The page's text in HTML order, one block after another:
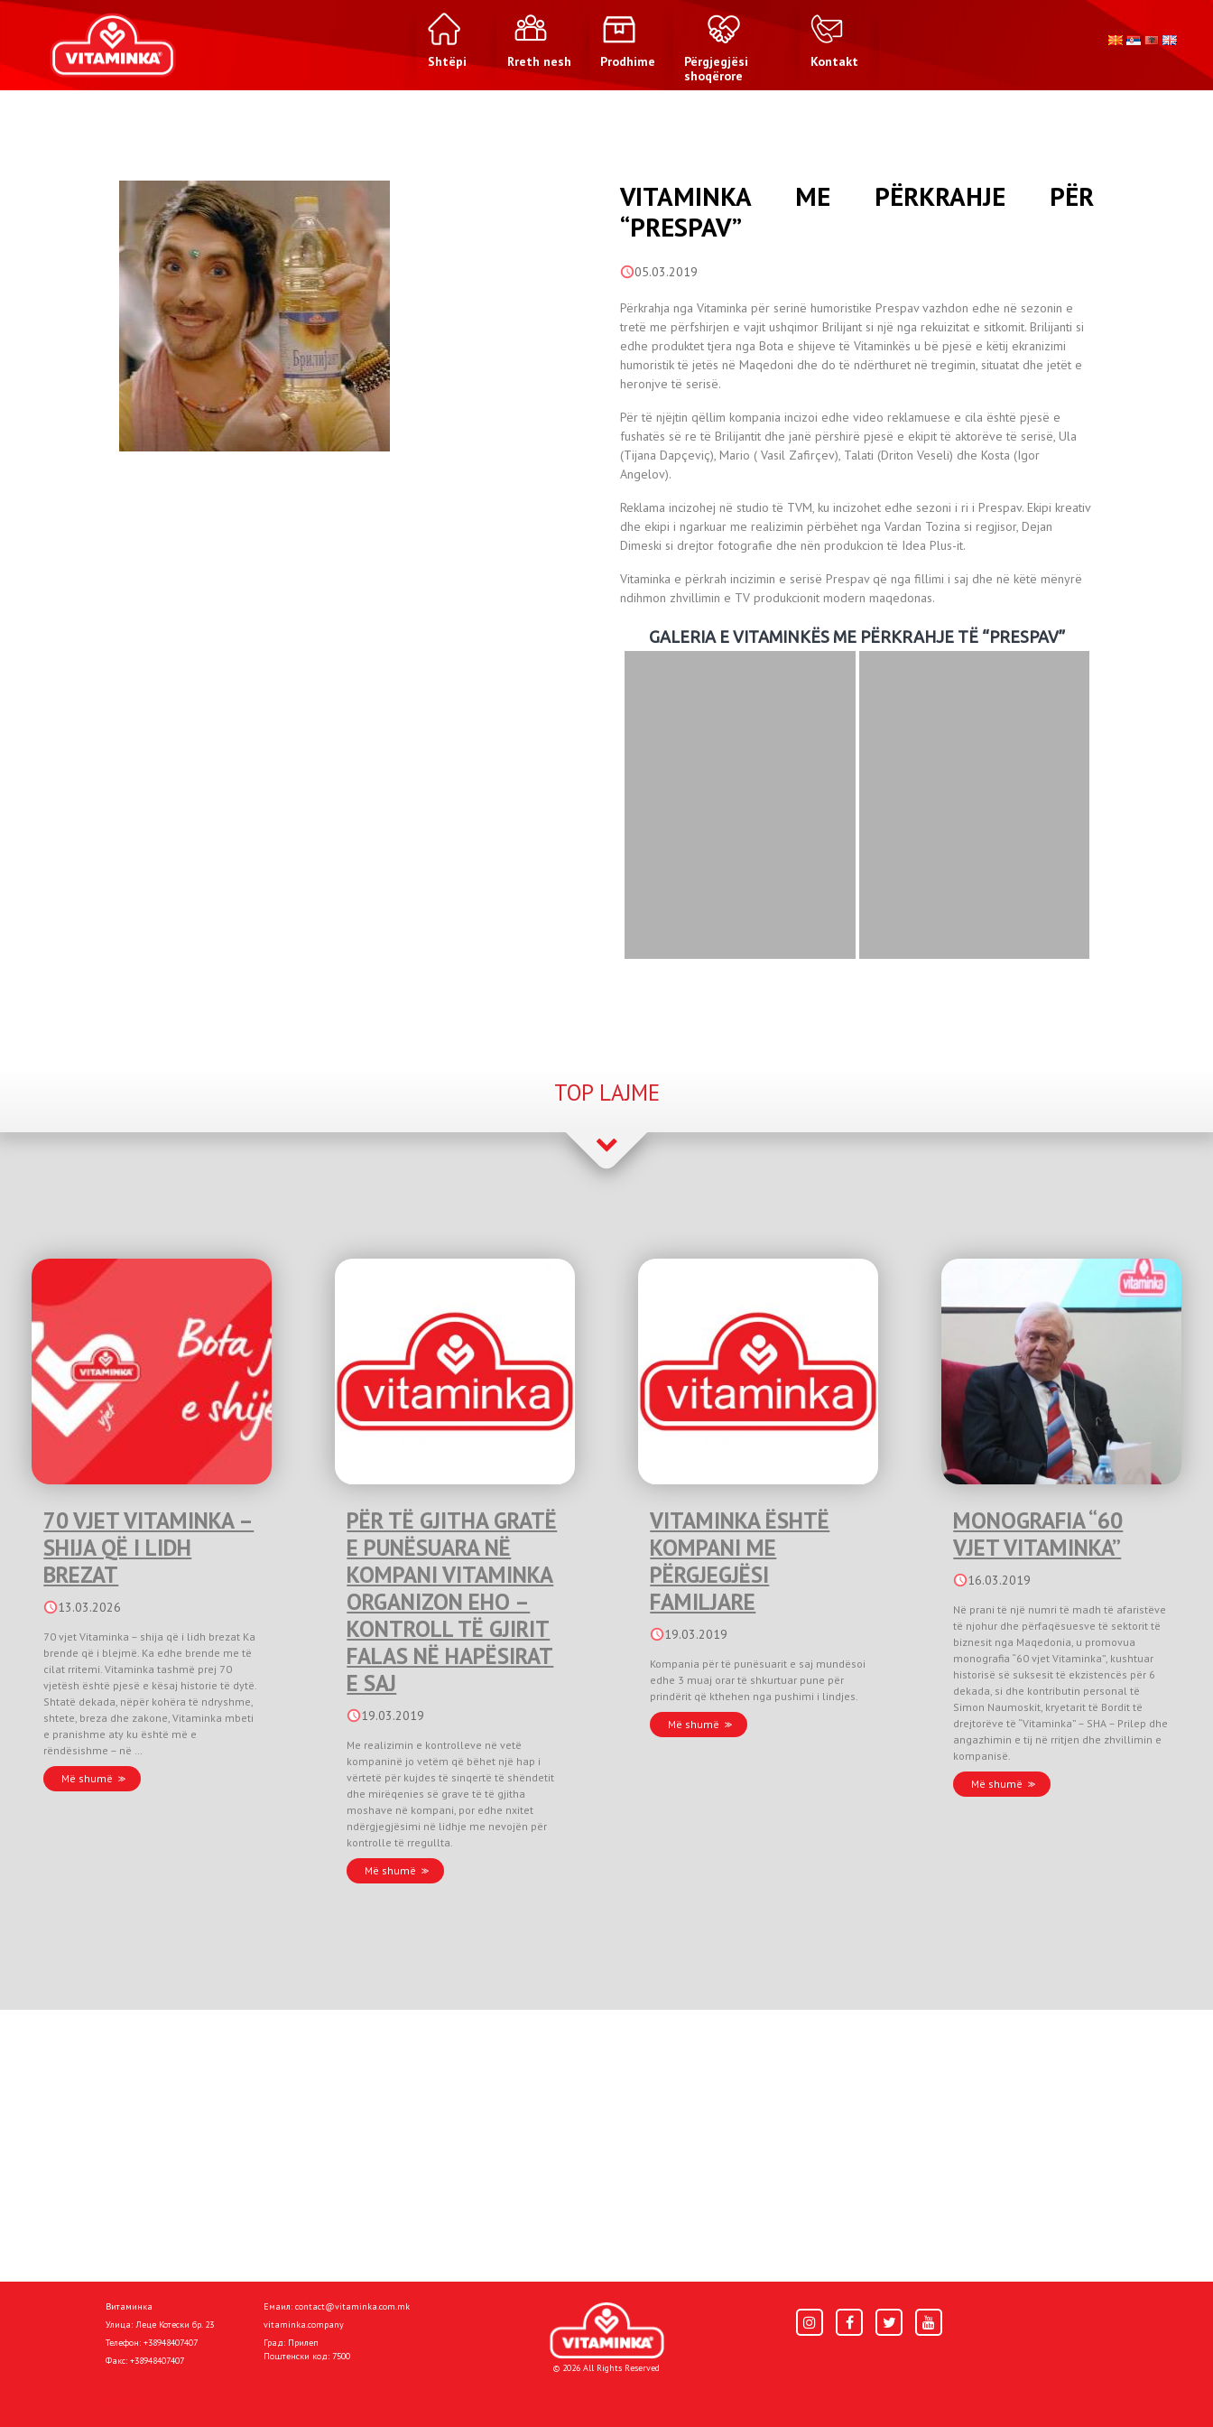
Shtëpi Rreth nesh Prodhime
Përgjegjësi
shoqërore
Kontakt
VITAMINKA ME PËRKRAHJE PËR
“PRESPAV”
05.03.2019
Përkrahja nga Vitaminka për serinë humoristike Prespav vazhdon edhe në sezonin e
tretë me përfshirjen e vajit ushqimor Brilijant si një nga rekuizitat e sitkomit. Brilijanti si
edhe produktet tjera nga Bota e shijeve të Vitaminkës u bë pjesë e këtij ekranizimi
humoristik të jetës në Maqedoni dhe do të ndërthuret në tregimin, situatat dhe jetët e
heronjve të serisë.
Për të njëjtin qëllim kompania incizoi edhe video reklamuese e cila është pjesë e
fushatës së re të Brilijantit dhe janë përshirë pjesë e ekipit të aktorëve të serisë, Ula
(Tijana Dapçeviç), Mario ( Vasil Zafirçev), Talati (Driton Veseli) dhe Kosta (Igor
Angelov).
Reklama incizohej në studio të TVM, ku incizohet edhe sezoni i ri i Prespav. Ekipi kreativ
dhe ekipi i ngarkuar me realizimin përbëhet nga Vardan Tozina si regjisor, Dejan
Dimeski si drejtor fotografie dhe nën produkcion të Idea Plus-it.
Vitaminka e përkrah incizimin e serisë Prespav që nga fillimi i saj dhe në këtë mënyrë
ndihmon zhvillimin e TV produkcionit modern maqedonas.
GALERIA E VITAMINKËS ME PËRKRAHJE TË “PRESPAV”
TOP LAJME
70 VJET VITAMINKA –
SHIJA QË I LIDH
BREZAT
13.03.2026
70 vjet Vitaminka – shija që i lidh brezat Ka
brende që i blejmë. Ka edhe brende me të
cilat rritemi. Vitaminka tashmë prej 70
vjetësh është pjesë e kësaj historie të dytë.
Shtatë dekada, nëpër kohëra të ndryshme,
shtete, breza dhe zakone, Vitaminka mbeti
e pranishme aty ku është më e
rëndësishme – në …
Më shumë
PËR TË GJITHA GRATË
E PUNËSUARA NË
KOMPANI VITAMINKA
ORGANIZON EHO –
KONTROLL TË GJIRIT
FALAS NË HAPËSIRAT
E SAJ
19.03.2019
Me realizimin e kontrolleve në vetë
kompaninë jo vetëm që bëhet një hap i
vërtetë për kujdes të sinqertë të shëndetit
dhe mirëqenies së grave të të gjitha
moshave në kompani, por edhe nxitet
ndërgjegjësimi në lidhje me nevojën për
kontrolle të rregullta.
Më shumë
VITAMINKA ËSHTË
KOMPANI ME
PËRGJEGJËSI
FAMILJARE
19.03.2019
Kompania për të punësuarit e saj mundësoi
edhe 3 muaj orar të shkurtuar pune për
prindërit që kthehen nga pushimi i lindjes.
Më shumë
MONOGRAFIA “60
VJET VITAMINKA”
16.03.2019
Në prani të një numri të madh të afaristëve
të njohur dhe përfaqësuesve të sektorit të
biznesit nga Maqedonia, u promovua
monografia “60 vjet Vitaminka”, kushtuar
historisë së suksesit të ekzistencës për 6
dekada, si dhe kontributin personal të
Simon Naumoskit, kryetarit të Bordit të
drejtorëve të “Vitaminka” – SHA – Prilep dhe
angazhimin e tij në rritjen dhe zhvillimin e
kompanisë.
Më shumë
Витаминка
Улица: Леце Котески бр. 23
Телефон: +38948407407
Факс: +38948407407
Емаил: contact@vitaminka.com.mk
vitaminka.company
Град: Прилеп
Поштенски код: 7500
© 2026 All Rights Reserved